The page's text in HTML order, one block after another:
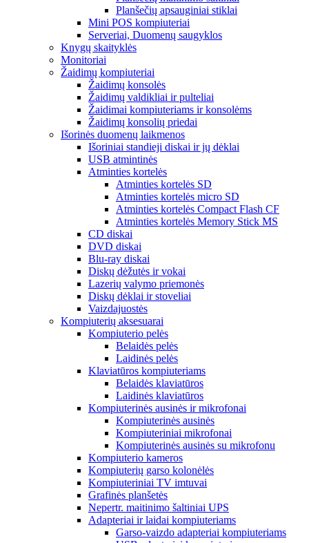
Planšečių apsauginiai stiklai
Mini POS kompiuteriai
Serveriai, Duomenų saugyklos
Knygų skaityklės
Monitoriai
Žaidimų kompiuteriai
Žaidimų konsolės
Žaidimų valdikliai ir pulteliai
Žaidimai kompiuteriams ir konsolėms
Žaidimų konsolių priedai
Išorinės duomenų laikmenos
Išoriniai standieji diskai ir jų dėklai
USB atmintinės
Atminties kortelės
Atminties kortelės SD
Atminties kortelės micro SD
Atminties kortelės Compact Flash CF
Atminties kortelės Memory Stick MS
CD diskai
DVD diskai
Blu-ray diskai
Diskų dėžutės ir vokai
Lazerių valymo priemonės
Diskų dėklai ir stoveliai
Vaizdajuostės
Kompiuterių aksesuarai
Kompiuterio pelės
Belaidės pelės
Laidinės pelės
Klaviatūros kompiuteriams
Belaidės klaviatūros
Laidinės klaviatūros
Kompiuterinės ausinės ir mikrofonai
Kompiuterinės ausinės
Kompiuteriniai mikrofonai
Kompiuterinės ausinės su mikrofonu
Kompiuterio kameros
Kompiuterių garso kolonėlės
Kompiuteriniai TV imtuvai
Grafinės planšetės
Nepertr. maitinimo šaltiniai UPS
Adapteriai ir laidai kompiuteriams
Garso-vaizdo adapteriai kompiuteriams